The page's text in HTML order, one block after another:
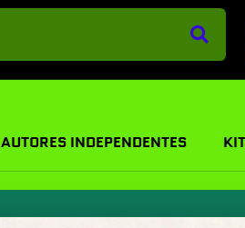
AUTORES INDEPENDENTES